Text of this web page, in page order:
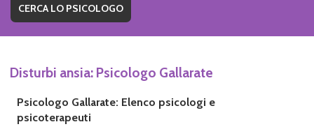
Disturbi ansia: Psicologo Gallarate
Psicologo Gallarate: Elenco psicologi e
psicoterapeuti